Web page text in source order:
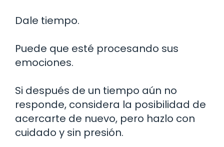
Dale tiempo.
Puede que esté procesando sus
emociones.
Si después de un tiempo aún no
responde, considera la posibilidad de
acercarte de nuevo, pero hazlo con
cuidado y sin presión.